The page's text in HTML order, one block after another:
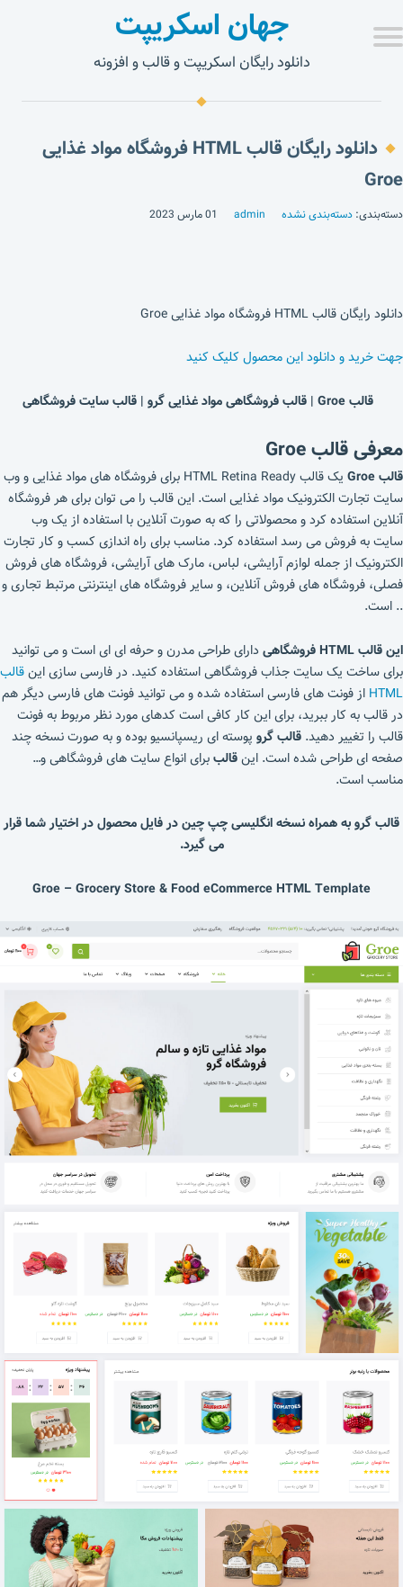
جهان اسکریپت
دانلود رایگان اسکریپت و قالب و افزونه
دانلود رایگان قالب HTML فروشگاه مواد غذایی
Groe
دسته‌بندی: دسته‌بندی نشده admin 01 مارس 2023
دانلود رایگان قالب HTML فروشگاه مواد غذایی Groe
جهت خرید و دانلود این محصول کلیک کنید
قالبGroe | قالب فروشگاهی مواد غذایی گرو | قالب سایت فروشگاهی
معرفی قالب Groe
قالب Groe
یک قالب HTML Retina Ready برای فروشگاه های مواد غذایی و وب
سایت تجارت الکترونیک مواد غذایی است. این قالب را می توان برای هر فروشگاه
آنلاین استفاده کرد و محصولاتی را که به صورت آنلاین با استفاده از یک وب
سایت به فروش می رسد استفاده کرد. مناسب برای راه اندازی کسب و کار تجارت
الکترونیک از جمله لوازم آرایشی، لباس، مارک های آرایشی، فروشگاه های فروش
فصلی، فروشگاه های فروش آنلاین، و سایر فروشگاه های اینترنتی مرتبط تجاری و
.. است.
این قالب HTML فروشگاهی
دارای طراحی مدرن و حرفه ای ای است و می توانید
برای ساخت یک سایت جذاب فروشگاهی استفاده کنید. در فارسی سازی اینقالب
HTML از فونت های فارسی استفاده شده و می توانید فونت های فارسی دیگر هم
در قالب به کار ببرید، برای این کار کافی است کدهای مورد نظر مربوط به فونت
قالب را تغییر دهید. قالب گرو پوسته ای ریسپانسیو بوده و به صورت نسخه چند
صفحه ای طراحی شده است. اینقالببرای انواع سایت های فروشگاهی و…
مناسب است.
قالب گرو به همراه نسخه انگلیسی چپ چین در فایل محصول در اختیار شما قرار
می گیرد.
Groe – Grocery Store & Food eCommerce HTML Template